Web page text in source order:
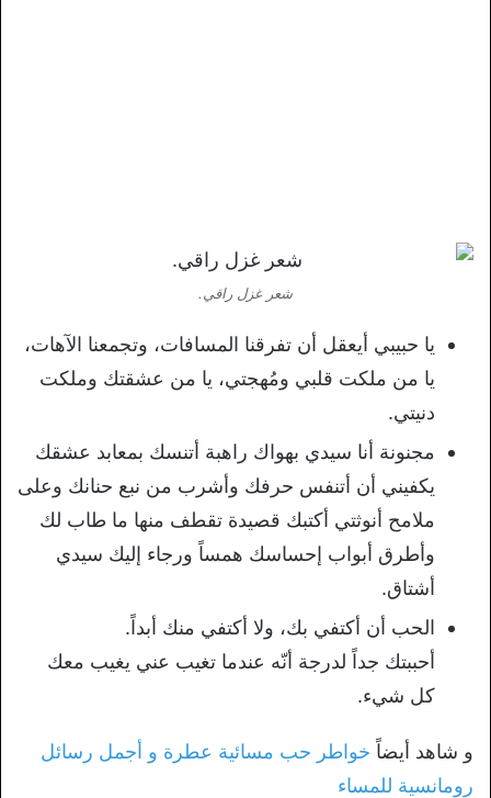
شعر غزل راقي.
يا حبيبي أيعقل أن تفرقنا المسافات، وتجمعنا الآهات،
يا من ملكت قلبي ومُهجتي، يا من عشقتك وملكت
دنيتي.
مجنونة أنا سيدي بهواك راهبة أتنسك بمعابد عشقك
يكفيني أن أتنفس حرفك وأشرب من نبع حنانك وعلى
ملامح أنوثتي أكتبك قصيدة تقطف منها ما طاب لك
وأطرق أبواب إحساسك همساً ورجاء إليك سيدي
أشتاق.
الحب أن أكتفي بك، ولا أكتفي منك أبداً.
أحببتك جداً لدرجة أنّه عندما تغيب عني يغيب معك
كل شيء.
و شاهد أيضاً خواطر حب مسائية عطرة و أجمل رسائل
رومانسية للمساء